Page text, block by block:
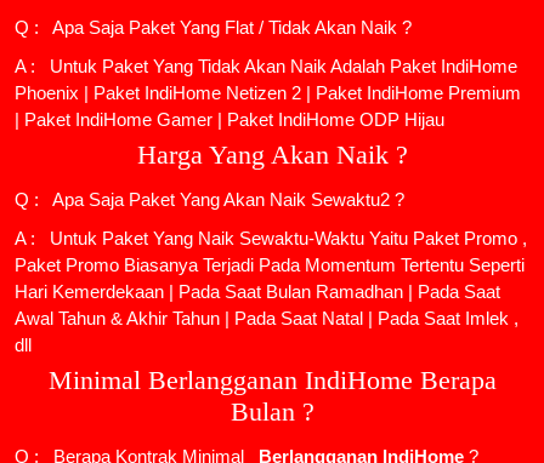
Q : Apa Saja Paket Yang Flat / Tidak Akan Naik ?
A : Untuk Paket Yang Tidak Akan Naik Adalah Paket IndiHome
Phoenix | Paket IndiHome Netizen 2 | Paket IndiHome Premium
| Paket IndiHome Gamer | Paket IndiHome ODP Hijau
Harga Yang Akan Naik ?
Q : Apa Saja Paket Yang Akan Naik Sewaktu2 ?
A : Untuk Paket Yang Naik Sewaktu-Waktu Yaitu Paket Promo ,
Paket Promo Biasanya Terjadi Pada Momentum Tertentu Seperti
Hari Kemerdekaan | Pada Saat Bulan Ramadhan | Pada Saat
Awal Tahun & Akhir Tahun | Pada Saat Natal | Pada Saat Imlek ,
dll
Minimal Berlangganan IndiHome Berapa
Bulan ?
Q : Berapa Kontrak Minimal Berlangganan IndiHome ?